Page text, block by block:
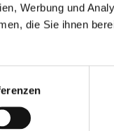
Werbung und
die Sie ihnen
Die Halle wird
im Zuge des